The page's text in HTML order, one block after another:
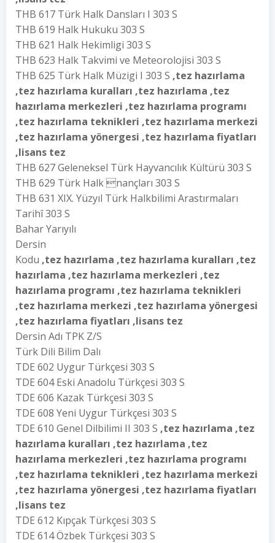
THB 617 Türk Halk Dansları I 303 S
THB 619 Halk Hukuku 303 S
THB 621 Halk Hekimligi 303 S
THB 623 Halk Takvimi ve Meteorolojisi 303 S
THB 625 Türk Halk Müzigi I 303 S ,tez hazırlama
,tez hazırlama kuralları ,tez hazırlama ,tez
hazırlama merkezleri ,tez hazırlama programı
,tez hazırlama teknikleri ,tez hazırlama merkezi
,tez hazırlama yönergesi ,tez hazırlama fiyatları
,lisans tez
THB 627 Geleneksel Türk Hayvancılık Kültürü 303 S
THB 629 Türk Halk nançları 303 S
THB 631 XIX. Yüzyıl Türk Halkbilimi Arastırmaları
Tarihî 303 S
Bahar Yarıyılı
Dersin
Kodu ,tez hazırlama ,tez hazırlama kuralları ,tez
hazırlama ,tez hazırlama merkezleri ,tez
hazırlama programı ,tez hazırlama teknikleri
,tez hazırlama merkezi ,tez hazırlama yönergesi
,tez hazırlama fiyatları ,lisans tez
Dersin Adı TPK Z/S
Türk Dili Bilim Dalı
TDE 602 Uygur Türkçesi 303 S
TDE 604 Eski Anadolu Türkçesi 303 S
TDE 606 Kazak Türkçesi 303 S
TDE 608 Yeni Uygur Türkçesi 303 S
TDE 610 Genel Dilbilimi II 303 S ,tez hazırlama ,tez
hazırlama kuralları ,tez hazırlama ,tez
hazırlama merkezleri ,tez hazırlama programı
,tez hazırlama teknikleri ,tez hazırlama merkezi
,tez hazırlama yönergesi ,tez hazırlama fiyatları
,lisans tez
TDE 612 Kıpçak Türkçesi 303 S
TDE 614 Özbek Türkçesi 303 S